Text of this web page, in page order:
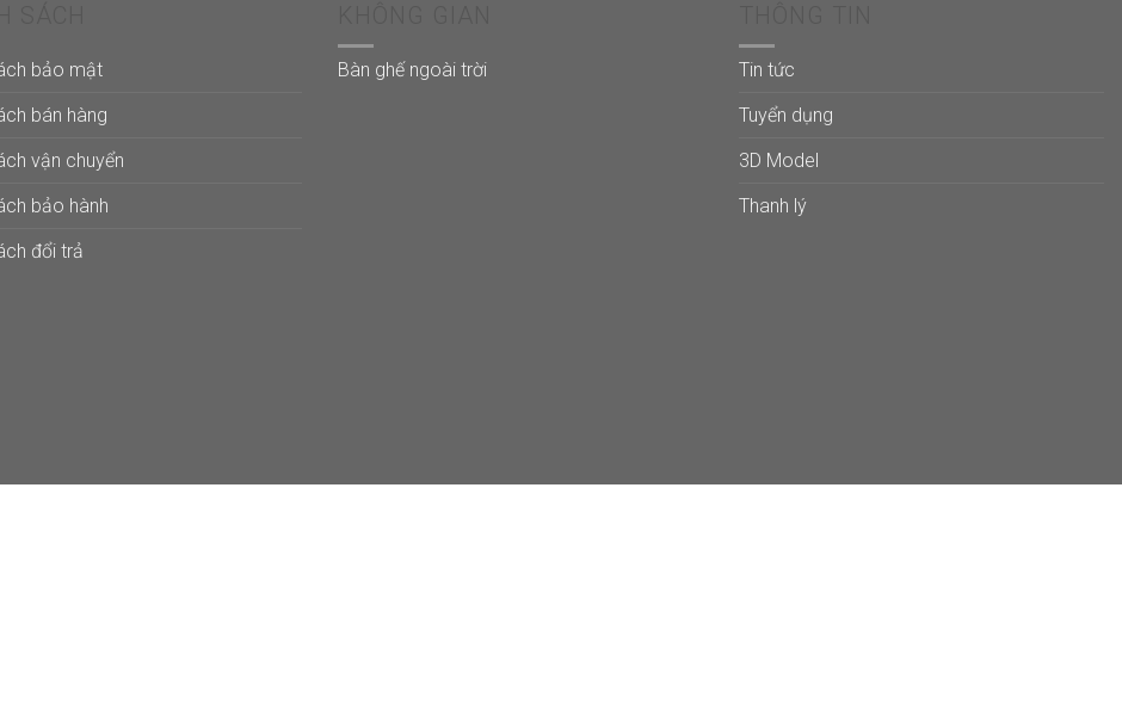
bảo mật
bán hàng
vận chuyển
bảo hành
đổi trả
Bàn ghế ngoài trời
Tin tức
Tuyển dụng
3D Model
Thanh lý